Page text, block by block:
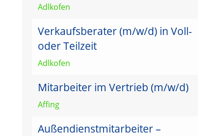
Adlkofen
Verkaufsberater (m/w/d) in Voll-
oder Teilzeit
Adlkofen
Mitarbeiter im Vertrieb (m/w/d)
Affing
Außendienstmitarbeiter –